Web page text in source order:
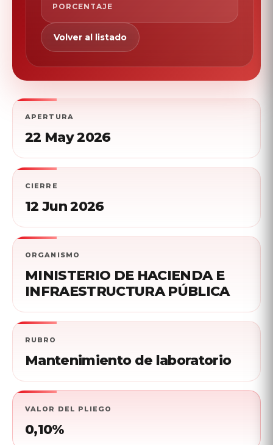
PORCENTAJE
Volver al listado
APERTURA
22 May 2026
CIERRE
12 Jun 2026
ORGANISMO
MINISTERIO DE HACIENDA E
INFRAESTRUCTURA PÚBLICA
RUBRO
Mantenimiento de laboratorio
VALOR DEL PLIEGO
0,10%